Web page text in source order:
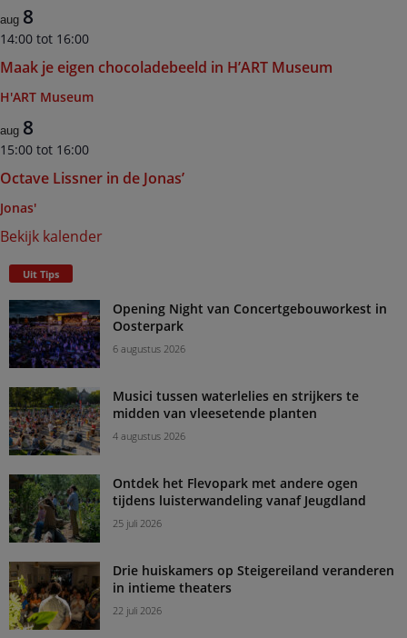
aug 8
14:00 tot 16:00
Maak je eigen chocoladebeeld in H’ART Museum
H'ART Museum
aug 8
15:00 tot 16:00
Octave Lissner in de Jonas’
Jonas'
Bekijk kalender
Uit Tips
Opening Night van Concertgebouworkest in
Oosterpark
6 augustus 2026
Musici tussen waterlelies en strijkers te
midden van vleesetende planten
4 augustus 2026
Ontdek het Flevopark met andere ogen
tijdens luisterwandeling vanaf Jeugdland
25 juli 2026
Drie huiskamers op Steigereiland veranderen
in intieme theaters
22 juli 2026